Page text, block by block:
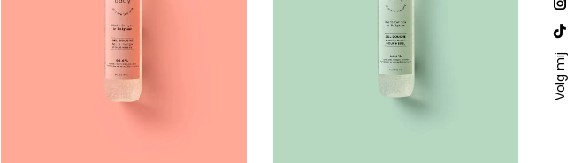
Volg mij
op:
in
in